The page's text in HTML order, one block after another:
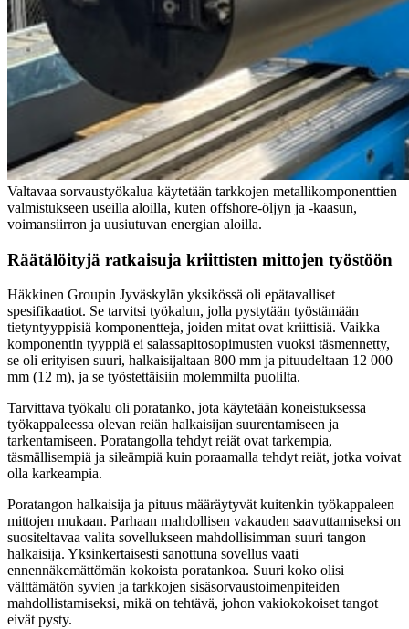
Valtavaa sorvaustyökalua käytetään tarkkojen metallikomponenttien
valmistukseen useilla aloilla, kuten offshore-öljyn ja -kaasun,
voimansiirron ja uusiutuvan energian aloilla.
Räätälöityjä ratkaisuja kriittisten mittojen työstöön
Häkkinen Groupin Jyväskylän yksikössä oli epätavalliset
spesifikaatiot. Se tarvitsi työkalun, jolla pystytään työstämään
tietyntyyppisiä komponentteja, joiden mitat ovat kriittisiä. Vaikka
komponentin tyyppiä ei salassapitosopimusten vuoksi täsmennetty,
se oli erityisen suuri, halkaisijaltaan 800 mm ja pituudeltaan 12 000
mm (12 m), ja se työstettäisiin molemmilta puolilta.
Tarvittava työkalu oli poratanko, jota käytetään koneistuksessa
työkappaleessa olevan reiän halkaisijan suurentamiseen ja
tarkentamiseen. Poratangolla tehdyt reiät ovat tarkempia,
täsmällisempiä ja sileämpiä kuin poraamalla tehdyt reiät, jotka voivat
olla karkeampia.
Poratangon halkaisija ja pituus määräytyvät kuitenkin työkappaleen
mittojen mukaan. Parhaan mahdollisen vakauden saavuttamiseksi on
suositeltavaa valita sovellukseen mahdollisimman suuri tangon
halkaisija. Yksinkertaisesti sanottuna sovellus vaati
ennennäkemättömän kokoista poratankoa. Suuri koko olisi
välttämätön syvien ja tarkkojen sisäsorvaustoimenpiteiden
mahdollistamiseksi, mikä on tehtävä, johon vakiokokoiset tangot
eivät pysty.